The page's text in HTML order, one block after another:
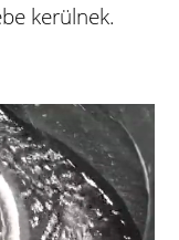
kerülnek.